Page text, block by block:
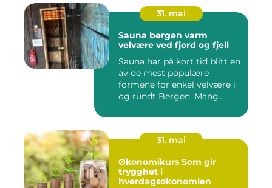
31. mai
Sauna bergen varm
velvære ved fjord og fjell
Sauna har på kort tid blitt en
av de mest populære
formene for enkel velvære i
og rundt Bergen. Mang...
31. mai
Økonomikurs Som gir
trygghet i
hverdagsøkonomien